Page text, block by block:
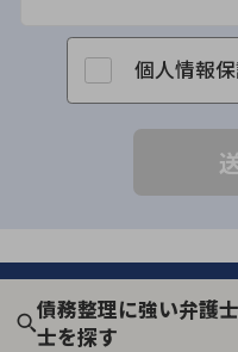
個人情報
債務整理に強い弁護
士を探す